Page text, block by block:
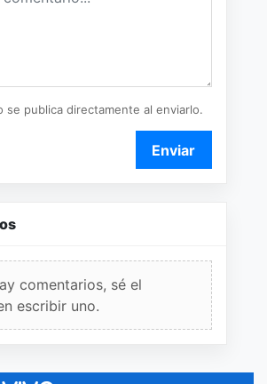
se publica directamente al enviarlo.
Enviar
comentarios, sé el
escribir uno.